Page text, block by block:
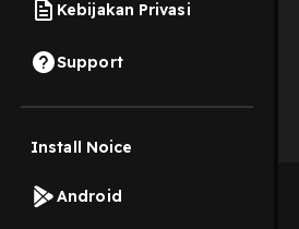
Kebijakan Privasi
Support
Install Noice
Android